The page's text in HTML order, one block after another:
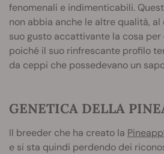
fenomenali e indimenticabili.
non abbia anche le altre qualità, al
suo gusto accattivante la cosa per
poiché il suo rinfrescante profilo
da ceppi che possedevano un
GENETICA DELLA
Il breeder che ha creato la
e si sta quindi perdendo dei